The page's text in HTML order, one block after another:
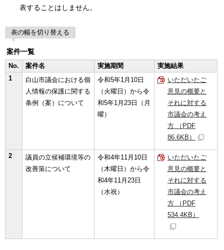
表することはしません。
表の幅を切り替える
案件一覧
No.
案件名 実施期間
実施結果
1
白山市議会における個
人情報の保護に関する
条例（案）について
令和5年1月10日
（火曜日）から令
和5年1月23日（月
曜）
いただいたご
意見の概要と
それに対する
市議会の考え
方 （PDF
86.6KB）
2
議員の立候補環境等の
改善策について
令和4年11月10日
（木曜日）から令
和4年11月23日
（水祝）
いただいたご
意見の概要と
それに対する
市議会の考え
方 （PDF
534.4KB）